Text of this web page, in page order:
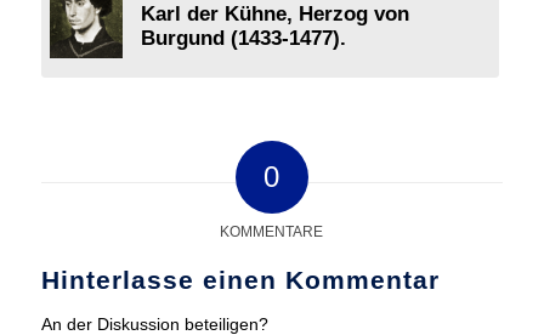
Karl der Kühne, Herzog von
Burgund (1433-1477).
0
KOMMENTARE
Hinterlasse einen Kommentar
An der Diskussion beteiligen?